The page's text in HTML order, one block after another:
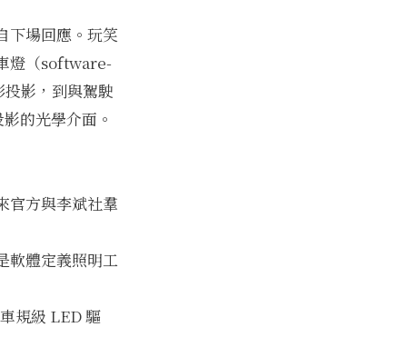
下場回應。玩笑
燈（software-
影，到與駕駛
的光學介面。
官方與李斌社羣
軟體定義照明工
規級 LED 驅